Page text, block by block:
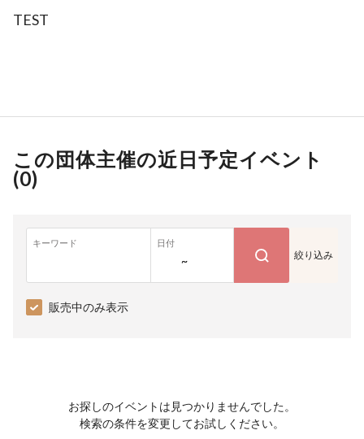
TEST
この団体主催の近日予定イベント
(0)
キーワード 日付
~ 絞り込み
販売中のみ表示
お探しのイベントは見つかりませんでした。
検索の条件を変更してお試しください。